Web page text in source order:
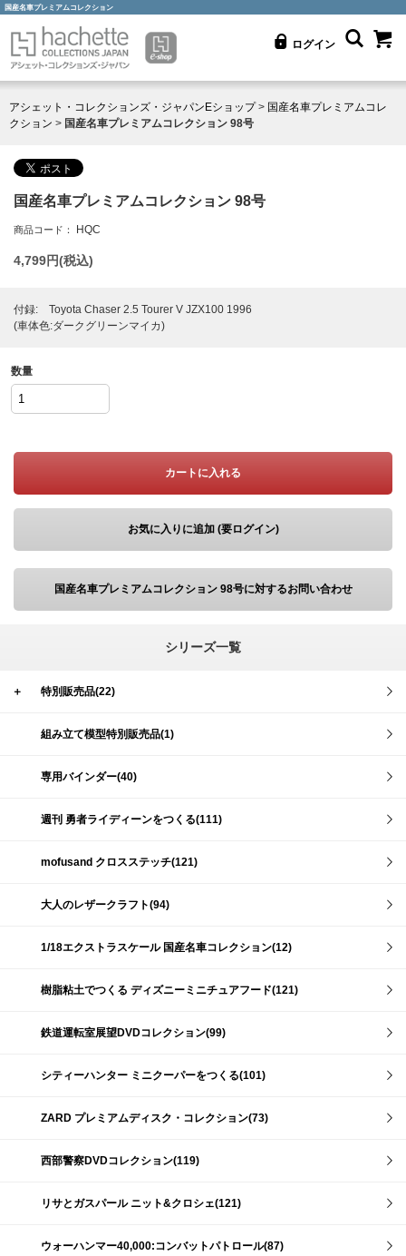
国産名車プレミアムコレクション
ログイン
アシェット・コレクションズ・ジャパンEショップ> 国産名車プレミアムコレ
クション > 国産名車プレミアムコレクション 98号
国産名車プレミアムコレクション 98号
商品コード： HQC
4,799円(税込)
付録: Toyota Chaser 2.5 Tourer V JZX100 1996
(車体色:ダークグリーンマイカ)
数量
カートに入れる
お気に入りに追加 (要ログイン)
国産名車プレミアムコレクション 98号に対するお問い合わせ
シリーズ一覧
＋ 特別販売品(22)
組み立て模型特別販売品(1)
専用バインダー(40)
週刊 勇者ライディーンをつくる(111)
mofusand クロスステッチ(121)
大人のレザークラフト(94)
1/18エクストラスケール 国産名車コレクション(12)
樹脂粘土でつくる ディズニーミニチュアフード(121)
鉄道運転室展望DVDコレクション(99)
シティーハンター ミニクーパーをつくる(101)
ZARD プレミアムディスク・コレクション(73)
西部警察DVDコレクション(119)
リサとガスパール ニット&クロシェ(121)
ウォーハンマー40,000:コンバットパトロール(87)